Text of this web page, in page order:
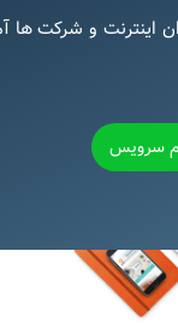
اینترنت و شرکت
سرویس